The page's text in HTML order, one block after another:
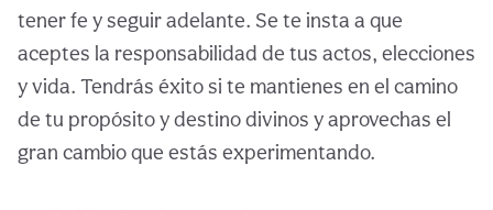
tener fe y seguir adelante. Se te insta a que
aceptes la responsabilidad de tus actos, elecciones
y vida. Tendrás éxito si te mantienes en el camino
de tu propósito y destino divinos y aprovechas el
gran cambio que estás experimentando.